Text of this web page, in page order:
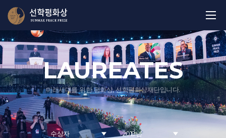
LAUREATES
미래세대를 위한 평화상, 선학평화상재단입니다.
수상자 2019년